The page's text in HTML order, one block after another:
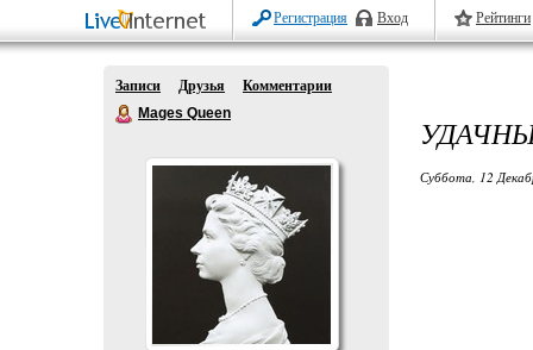
Регистрация Вход Рейтинги
Записи Друзья
Комментарии
Mages Queen
Суббота, 12